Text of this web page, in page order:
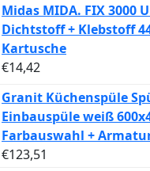
Midas MIDA. FIX 3000
Dichtstoff + Klebstoff
Kartusche
€14,42
Granit Küchenspüle
Einbauspüle weiß
Farbauswahl +
€123,51